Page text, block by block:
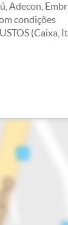
Adecon,
condições
(Caixa,